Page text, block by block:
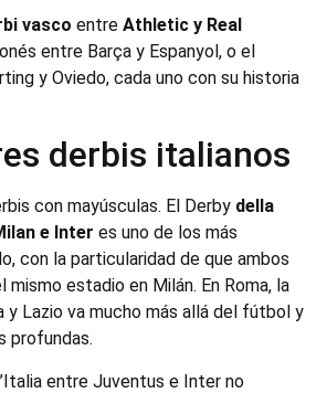
vasco entre Athletic y Real
entre Barça y Espanyol, o el
y Oviedo, cada uno con su historia
derbis italianos
con mayúsculas. El Derby della
e Inter es uno de los más
con la particularidad de que ambos
estadio en Milán. En Roma, la
y Lazio va mucho más allá del fútbol y
profundas.
entre Juventus e Inter no